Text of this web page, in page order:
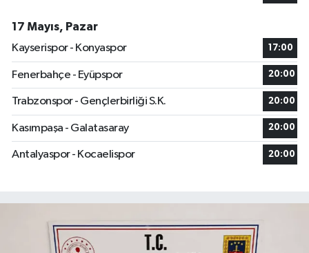
17 Mayıs, Pazar
Kayserispor - Konyaspor
17:00
Fenerbahçe - Eyüpspor 20:00
Trabzonspor - Gençlerbirliği S.K. 20:00
Kasımpaşa - Galatasaray 20:00
Antalyaspor - Kocaelispor 20:00